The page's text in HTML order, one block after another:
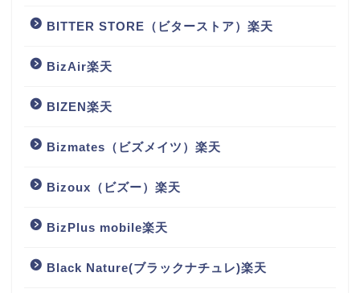
BITTER STORE（ビターストア）楽天
BizAir楽天
BIZEN楽天
Bizmates（ビズメイツ）楽天
Bizoux（ビズー）楽天
BizPlus mobile楽天
Black Nature(ブラックナチュレ)楽天